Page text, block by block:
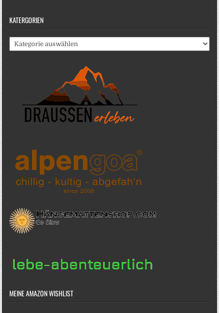
KATERGORIEN
Katergorien
MEINE AMAZON WISHLIST